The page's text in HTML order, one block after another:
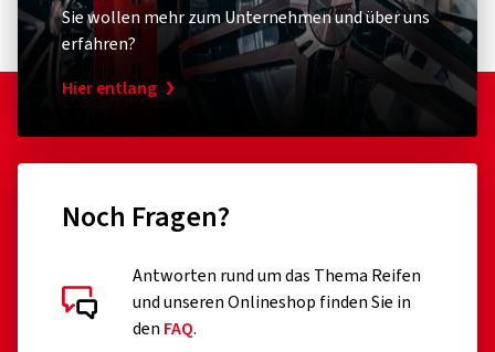
Sie wollen mehr zum Unternehmen und über uns
erfahren?
Hier entlang
Noch Fragen?
Antworten rund um das Thema Reifen
und unseren Onlineshop finden Sie in
den FAQ.